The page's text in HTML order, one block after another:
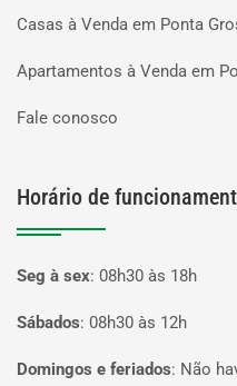
Casas à Venda em Ponta
Apartamentos à Venda em
Fale conosco
Horário de
Seg à sex: 08h30 às 18h
Sábados: 08h30 às 12h
Domingos e feriados: Não